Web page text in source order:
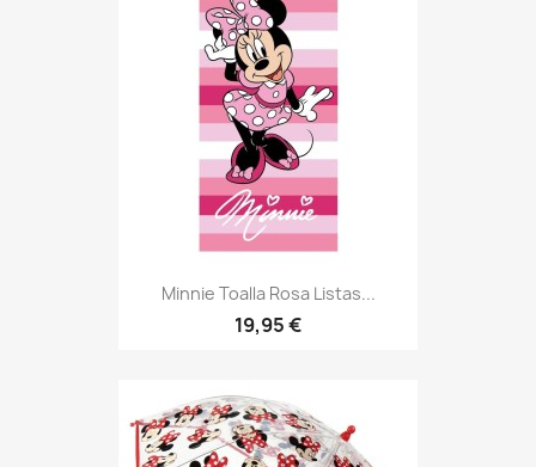
Minnie Toalla Rosa Listas...
19,95 €